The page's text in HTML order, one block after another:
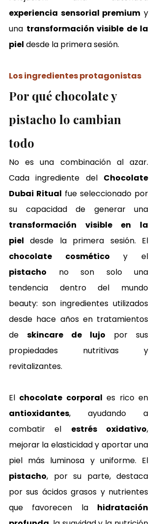
experiencia sensorial premium y
una transformación visible de la
piel desde la primera sesión.
Los ingredientes protagonistas
Por qué chocolate y
pistacho lo cambian
todo
No es una combinación al azar.
Cada ingrediente del Chocolate
Dubai Ritual fue seleccionado por
transformación visible en la
piel
chocolate cosmético
pistacho no son solo una
tendencia dentro del mundo
beauty: son ingredientes utilizados
desde hace años en tratamientos
de skincare de lujo por sus
propiedades nutritivas y
revitalizantes.
El chocolate corporal
antioxidantes, ayudando a
combatir el estrés oxidativo,
mejorar la elasticidad y aportar una
pistacho, por su parte, destaca
por sus ácidos grasos y nutrientes
que favorecen la hidratación